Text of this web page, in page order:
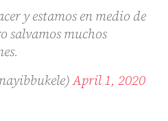
y estamos en medio de
salvamos muchos
April 1, 2020